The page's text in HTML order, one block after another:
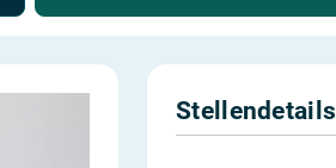
Stellendetails